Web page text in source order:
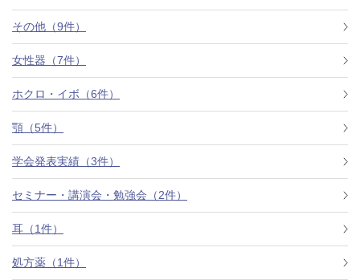
よくあるご質問
美容ブログ
その他（9件）
女性器（7件）
ホクロ・イボ（6件）
顎（5件）
学会発表実績（3件）
セミナー・講演会・勉強会（2件）
耳（1件）
処方薬（1件）